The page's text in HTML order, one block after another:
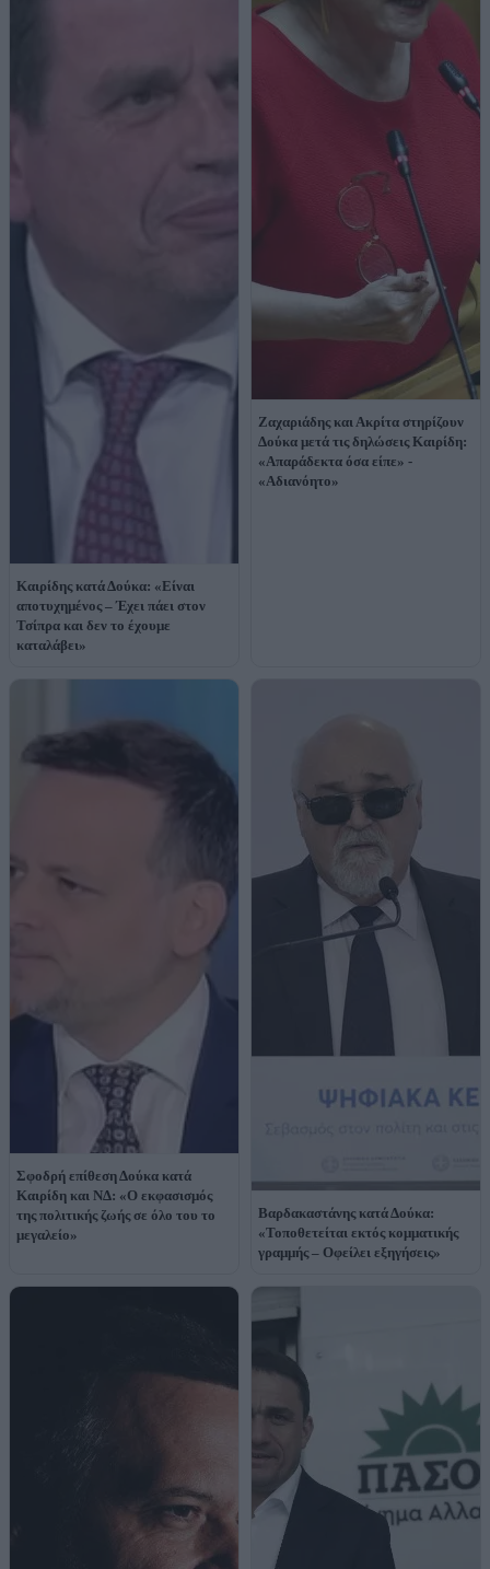
Καιρίδης κατά Δούκα: «Είναι
αποτυχημένος – Έχει πάει στον
Τσίπρα και δεν το έχουμε
καταλάβει»
Ζαχαριάδης και Ακρίτα στηρίζουν
Δούκα μετά τις δηλώσεις Καιρίδη:
«Απαράδεκτα όσα είπε» -
«Αδιανόητο»
Σφοδρή επίθεση Δούκα κατά
Καιρίδη και ΝΔ: «Ο εκφασισμός
της πολιτικής ζωής σε όλο του το
μεγαλείο»
Βαρδακαστάνης κατά Δούκα:
«Τοποθετείται εκτός κομματικής
γραμμής – Οφείλει εξηγήσεις»